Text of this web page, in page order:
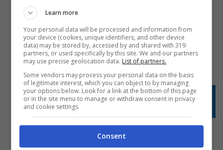
Ascoli Il Comune adotta il ‘Manifesto
30 OTTOBRE 2018
<< 1 … 44 45 46
Learn more
Your personal data will be processed and information from
your device (cookies, unique identifiers, and other device
data) may be stored by, accessed by and shared with 319
partners, or used specifically by this site. We and our partners
may use precise geolocation data. List of partners.
Some vendors may process your personal data on the basis
of legitimate interest, which you can object to by managing
your options below. Look for a link at the bottom of this page
or in the site menu to manage or withdraw consent in privacy
and cookie settings.
Consent